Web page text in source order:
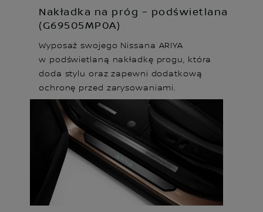
Nakładka na próg – podświetlana
(G69505MP0A)
Wyposaż swojego Nissana ARIYA
w podświetlaną nakładkę progu, która
doda stylu oraz zapewni dodatkową
ochronę przed zarysowaniami.